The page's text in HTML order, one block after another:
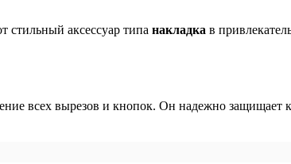
стильный аксессуар типа накладка в
всех вырезов и кнопок. Он надежно защищает